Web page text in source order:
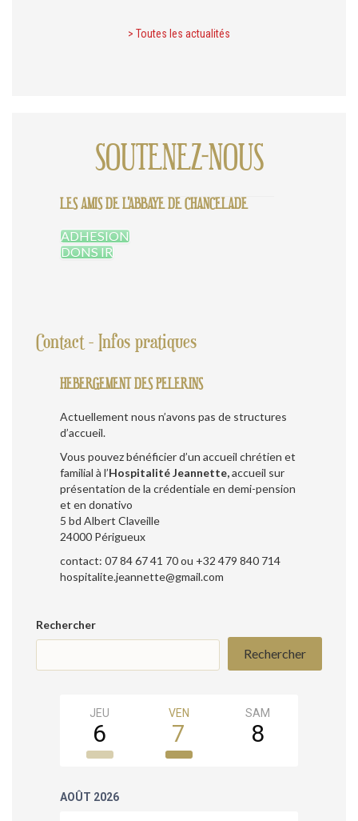
> Toutes les actualités
SOUTENEZ-NOUS
LES AMIS DE L'ABBAYE DE CHANCELADE
ADHESION
DONS IR
Contact - Infos pratiques
HEBERGEMENT DES PELERINS
Actuellement nous n’avons pas de structures
d’accueil.
Vous pouvez bénéficier d’un accueil chrétien et
familial à l’Hospitalité Jeannette,accueil sur
présentation de la crédentiale en demi-pension
et en donativo
5 bd Albert Claveille
24000 Périgueux
contact: 07 84 67 41 70 ou +32 479 840 714
hospitalite.jeannette@gmail.com
Rechercher
Rechercher
JEU
6
VEN
7
SAM
8
AOÛT 2026